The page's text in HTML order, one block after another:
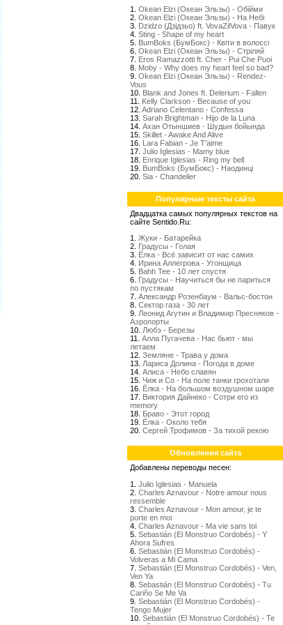
1. Okean Elzi (Океан Эльзы) - Обійми
2. Okean Elzi (Океан Эльзы) - На Небі
3. Dzidzo (Дзідзьо) ft. VovaZilVova - Павук
4. Sting - Shape of my heart
5. BumBoks (БумБокс) - Квіти в волоссі
6. Okean Elzi (Океан Эльзы) - Стрiляй
7. Eros Ramazzotti ft. Cher - Pui Che Puoi
8. Moby - Why does my heart feel so bad?
9. Okean Elzi (Океан Эльзы) - Rendez-
Vous
10. Blank and Jones ft. Delerium - Fallen
11. Kelly Clarkson - Because of you
12. Adriano Celentano - Confessa
13. Sarah Brightman - Hijo de la Luna
14. Ахан Отыншиев - Шудын бойында
15. Skillet - Awake And Alive
16. Lara Fabian - Je T'aime
17. Julio Iglesias - Mamy blue
18. Enrique Iglesias - Ring my bell
19. BumBoks (БумБокс) - Наодинці
20. Sia - Chandelier
Популярные тексты сайта
Двадцатка самых популярных текстов на
сайте Sentido.Ru:
1. Жуки - Батарейка
2. Градусы - Голая
3. Ёлка - Всё зависит от нас самих
4. Ирина Аллегрова - Угонщица
5. Bahh Tee - 10 лет спустя
6. Градусы - Научиться бы не париться
по пустякам
7. Александр Розенбаум - Вальс-бостон
8. Сектор газа - 30 лет
9. Леонид Агутин и Владимир Пресняков -
Аэропорты
10. Любэ - Березы
11. Алла Пугачева - Нас бьют - мы
летаем
12. Земляне - Трава у дома
13. Лариса Долина - Погода в доме
14. Алиса - Небо славян
15. Чиж и Со - На поле танки грохотали
16. Ёлка - На большом воздушном шаре
17. Виктория Дайнеко - Сотри его из
memory
18. Браво - Этот город
19. Ёлка - Около тебя
20. Сергей Трофимов - За тихой рекою
Обновления сайта
Добавлены переводы песен:
1. Julio Iglesias - Manuela
2. Charles Aznavour - Notre amour nous
ressemble
3. Charles Aznavour - Mon amour, je te
porte en moi
4. Charles Aznavour - Ma vie sans toi
5. Sebastián (El Monstruo Cordobés) - Y
Ahora Sufres
6. Sebastián (El Monstruo Cordobés) -
Volveras a Mi Cama
7. Sebastián (El Monstruo Cordobés) - Ven,
Ven Ya
8. Sebastián (El Monstruo Cordobés) - Tu
Cariño Se Me Va
9. Sebastián (El Monstruo Cordobés) -
Tengo Mujer
10. Sebastián (El Monstruo Cordobés) - Te